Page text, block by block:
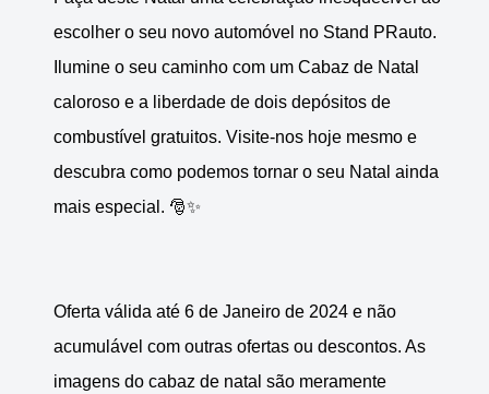
escolher o seu novo automóvel no Stand PRauto.
Ilumine o seu caminho com um Cabaz de Natal
caloroso e a liberdade de dois depósitos de
combustível gratuitos. Visite-nos hoje mesmo e
descubra como podemos tornar o seu Natal ainda
mais especial. 🎅✨
Oferta válida até 6 de Janeiro de 2024 e não
acumulável com outras ofertas ou descontos. As
imagens do cabaz de natal são meramente